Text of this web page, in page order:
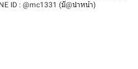
ID : @mc1331 (มี@นำหน้า)